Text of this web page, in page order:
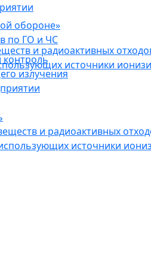
и радиоактивных
источники
обороне»
по ГО и ЧС
контроль
излучения
и радиоактивных
источники